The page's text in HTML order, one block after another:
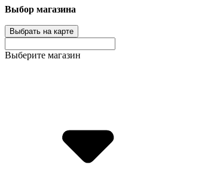
Выбор магазина
Выбрать на карте
Выберите магазин